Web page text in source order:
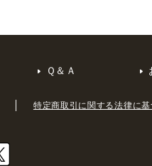
Ｑ＆Ａ
特定商取引に関する法律に